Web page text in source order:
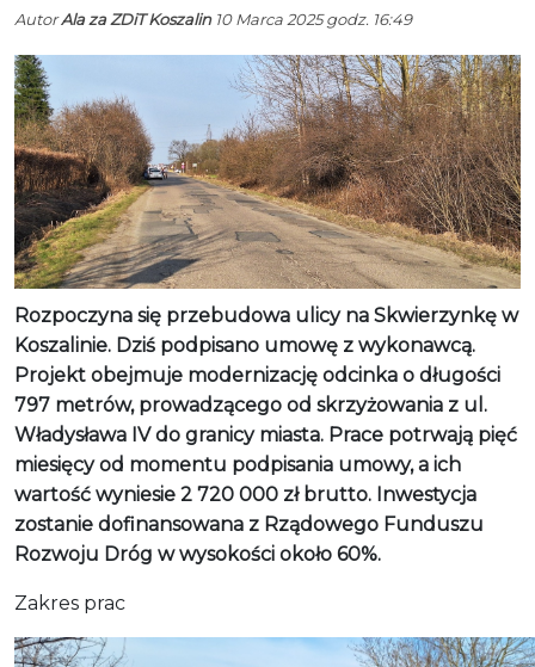
AutorAla za ZDiT Koszalin10 Marca 2025 godz. 16:49
Rozpoczyna się przebudowa ulicy na Skwierzynkę w
Koszalinie. Dziś podpisano umowę z wykonawcą.
Projekt obejmuje modernizację odcinka o długości
797 metrów, prowadzącego od skrzyżowania z ul.
Władysława IV do granicy miasta. Prace potrwają pięć
miesięcy od momentu podpisania umowy, a ich
wartość wyniesie 2 720 000 zł brutto. Inwestycja
zostanie dofinansowana z Rządowego Funduszu
Rozwoju Dróg w wysokości około 60%.
Zakres prac